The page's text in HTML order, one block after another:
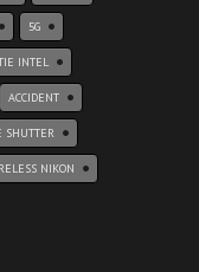
5G
INTEL
ACCIDENT
SHUTTER
NIKON